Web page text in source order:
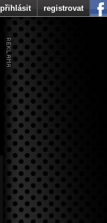
přihlásit registrovat